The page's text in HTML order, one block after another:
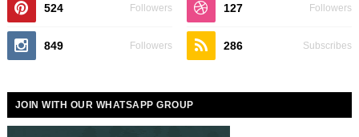
524 Followers 127 Followers
849 Followers 286 Subscribes
JOIN WITH OUR WHATSAPP GROUP